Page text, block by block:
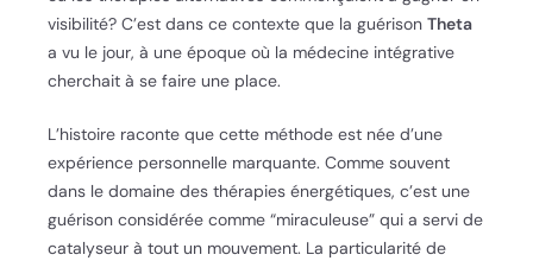
visibilité? C’est dans ce contexte que la guérison Theta
a vu le jour, à une époque où la médecine intégrative
cherchait à se faire une place.
L’histoire raconte que cette méthode est née d’une
expérience personnelle marquante. Comme souvent
dans le domaine des thérapies énergétiques, c’est une
guérison considérée comme “miraculeuse” qui a servi de
catalyseur à tout un mouvement. La particularité de